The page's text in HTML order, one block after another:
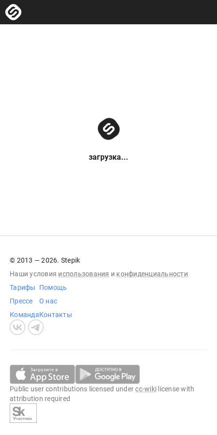
загрузка...
© 2013 — 2026. Stepik
Наши условия использования и конфиденциальности
Тарифы
Прессе
Команда
Помощь
О нас
Контакты
Public user contributions licensed undercc-wiki license with
attribution required